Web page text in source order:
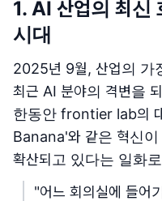
1. AI 산업의 최신
시대
2025년 9월, 산업의 가
최근 AI 분야의 격변을
한동안 frontier lab의
Banana'와 같은 혁신
확산되고 있다는 일화
"어느 회의실에 들